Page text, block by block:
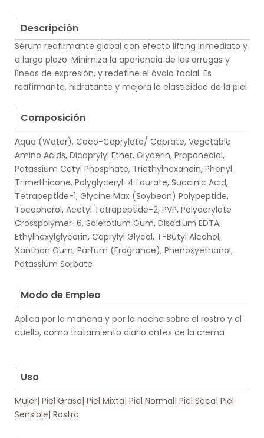
Descripción
Sérum reafirmante global con efecto lifting inmediato y
a largo plazo. Minimiza la apariencia de las arrugas y
líneas de expresión, y redefine el óvalo facial. Es
reafirmante, hidratante y mejora la elasticidad de la piel
Composición
Aqua (Water), Coco-Caprylate/ Caprate, Vegetable
Amino Acids, Dicaprylyl Ether, Glycerin, Propanediol,
Potassium Cetyl Phosphate, Triethylhexanoin, Phenyl
Trimethicone, Polyglyceryl-4 Laurate, Succinic Acid,
Tetrapeptide-1, Glycine Max (Soybean) Polypeptide,
Tocopherol, Acetyl Tetrapeptide-2, PVP, Polyacrylate
Crosspolymer-6, Sclerotium Gum, Disodium EDTA,
Ethylhexylglycerin, Caprylyl Glycol, T-Butyl Alcohol,
Xanthan Gum, Parfum (Fragrance), Phenoxyethanol,
Potassium Sorbate
Modo de Empleo
Aplica por la mañana y por la noche sobre el rostro y el
cuello, como tratamiento diario antes de la crema
Uso
Mujer| Piel Grasa| Piel Mixta| Piel Normal| Piel Seca| Piel
Sensible| Rostro